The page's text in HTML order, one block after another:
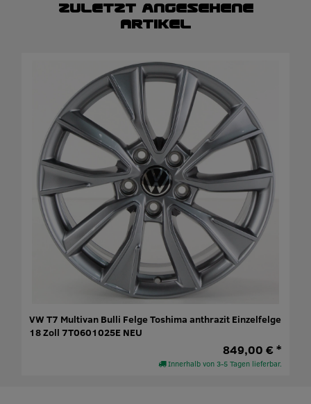
Zuletzt angesehene
Artikel
VW T7 Multivan Bulli Felge Toshima anthrazit Einzelfelge
18 Zoll 7T0601025E NEU
Innerhalb von 3-5 Tagen lieferbar.
849,00 € *